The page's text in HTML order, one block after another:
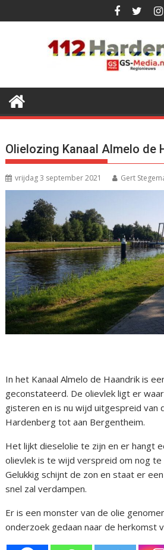
naar
Olielozing Kanaal Almelo de
vrijdag 3 september 2021 Gert
In het Kanaal Almelo de Haandrik is
geconstateerd. De olievlek ligt er
gisteren en is nu wijd uitgespreid van
Hardenberg tot aan Bergentheim.
Het lijkt dieselolie te zijn en er hangt
olievlek is te wijd verspreid om nog te
Gelukkig schijnt de zon en staat er
snel zal verdampen.
Er is een monster van de olie
onderzoek gedaan naar de herkomst